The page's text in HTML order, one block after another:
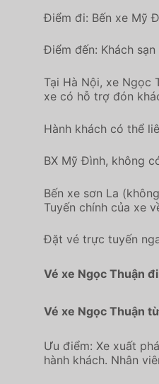
Điểm đi: Bến xe Mỹ
Điểm đến: Khách
Tại Hà Nội, xe Ngọc
xe có hỗ trợ đón
Hành khách có thể
BX Mỹ Đình, không
Bến xe sơn La
Tuyến chính của xe
Đặt vé trực tuyến
Vé xe Ngọc Thuận
Vé xe Ngọc Thuận
Ưu điểm: Xe xuất
hành khách. Nhân